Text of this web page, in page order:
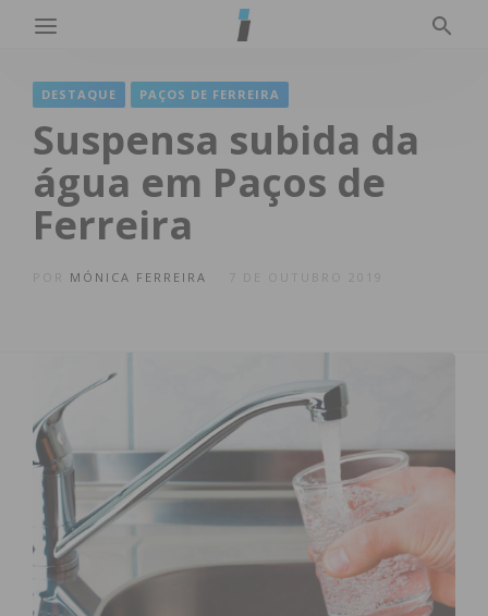
DESTAQUE PAÇOS DE FERREIRA
Suspensa subida da
água em Paços de
Ferreira
MÓNICA FERREIRA 7 DE OUTUBRO 2019